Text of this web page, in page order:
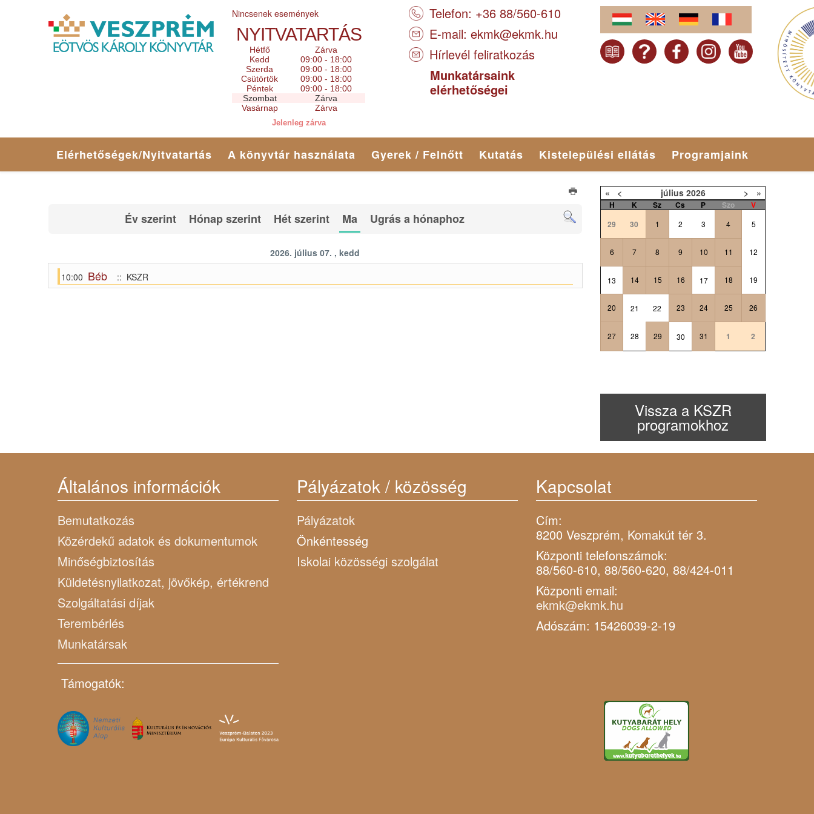
Nincsenek események
NYITVATARTÁS
Hétfő
Zárva
Kedd
09:00 - 18:00
Szerda
09:00 - 18:00
Csütörtök
09:00 - 18:00
Péntek
09:00 - 18:00
Szombat
Zárva
Vasárnap
Zárva
Jelenleg zárva
Telefon: +36 88/560-610
E-mail: ekmk@ekmk.hu
Hírlevél feliratkozás
Munkatársaink
elérhetőségei
Elérhetőségek/Nyitvatartás A könyvtár használata Gyerek / Felnőtt Kutatás Kistelepülési ellátás Programjaink
Év szerint Hónap szerint Hét szerint Ma Ugrás a hónaphoz
2026. július 07. , kedd
10:00 Béb :: KSZR
« < július 2026 > »
H K Sz Cs P Szo
V
29
30 1 2 3 4 5
6 7 8 9 10 11 12
13 14 15 16 17 18 19
20 21 22 23 24 25 26
27 28 29 30 31 1 2
Vissza a KSZR
programokhoz
Általános információk
Bemutatkozás
Közérdekű adatok és dokumentumok
Minőségbiztosítás
Küldetésnyilatkozat, jövőkép, értékrend
Szolgáltatási díjak
Terembérlés
Munkatársak
Támogatók:
Pályázatok / közösség
Pályázatok
Önkéntesség
Iskolai közösségi szolgálat
Kapcsolat
Cím:
8200 Veszprém, Komakút tér 3.
Központi telefonszámok:
88/560-610, 88/560-620, 88/424-011
Központi email:
ekmk@ekmk.hu
Adószám: 15426039-2-19